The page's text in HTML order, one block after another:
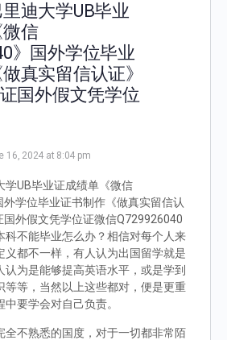
迪大学UB毕业
信
》国外学位毕业
真实留信认证》
国外假文凭学位
16, 2024 at 8:04 pm
学UB毕业证成绩单《微信
学位毕业证书制作《做真实留信认
外假文凭学位证微信Q729926040
科不能毕业怎么办？相信对每个人来
义都不一样，有人认为出国留学就是
认为是能够提高英语水平，或是学到
等等，当然以上这些都对，便是更重
要学会对自己负责。
全不熟悉的国度，对于一切都非常陌